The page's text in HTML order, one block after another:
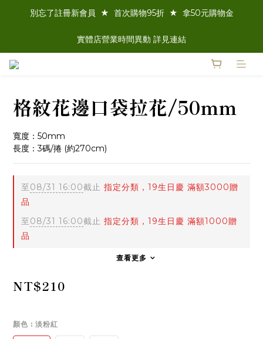
別忘了註冊新會員  ★  首次購物95折  ★  拿50元購物金
實體店營業時間異動 詳見連結
格紋花邊口袋拉花/50mm
寬度：50mm
長度：3碼/捲 (約270cm)
至08/31 16:00截止 指定分類，19生日慶 滿額3000贈
品
至08/31 16:00截止 指定分類，19生日慶 滿額1000贈
品
查看更多
NT$210
顏色 : 淡粉紅